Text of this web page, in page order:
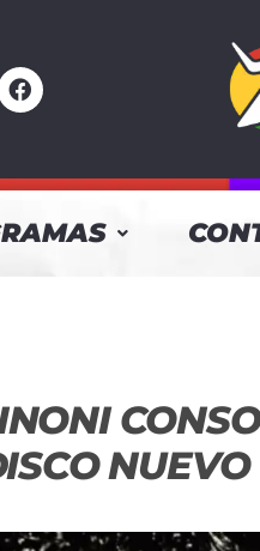
NUEVO